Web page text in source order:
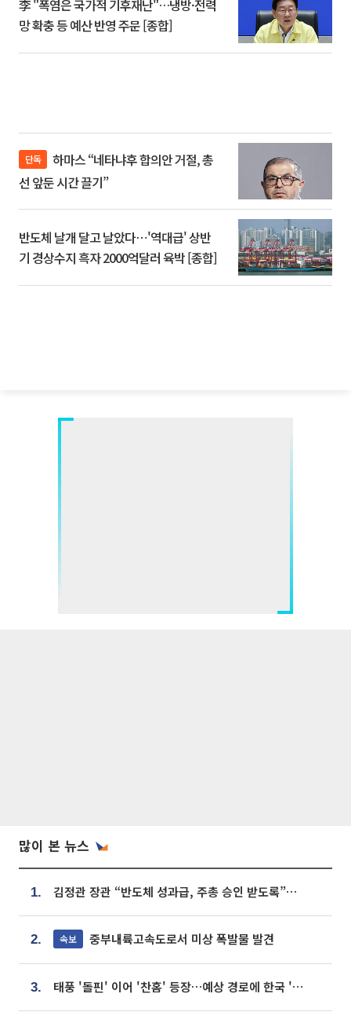
李 "폭염은 국가적 기후재난"…냉방·전력
망 확충 등 예산 반영 주문 [종합]
단독
선 앞둔 시간 끌기”
반도체 날개 달고 날았다⋯'역대급' 상반
기 경상수지 흑자 2000억달러 육박 [종합]
많이 본 뉴스
1. 김정관 장관 “반도체 성과급, 주총 승인 받도록”…상법·자본시장법 개정 시사
2. 속보 중부내륙고속도로서 미상 폭발물 발견
3. 태풍 '돌핀' 이어 '찬홈' 등장…예상 경로에 한국 '한숨'